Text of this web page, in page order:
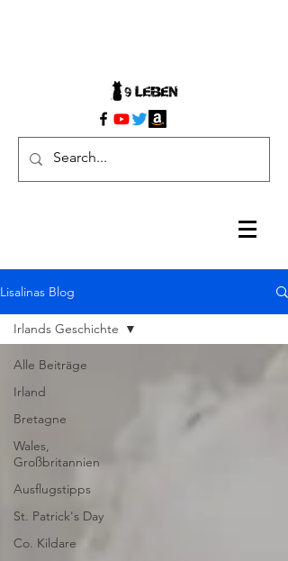
Lisalinas Blog
Alle Beiträge
Irland
Bretagne
Wales,
Großbritannien
Ausflugstipps
St. Patrick's Day
Co. Kildare
Irlands Geschichte